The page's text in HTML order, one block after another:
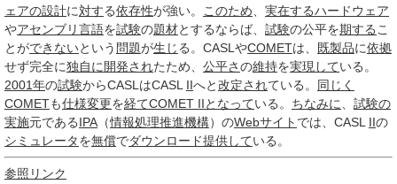
ェアの設計に対する依存性が強い。 このため 実在するハードウェア
やアセンブリ言語を試験の題材とするならば、 試験の公平を期する こ
とができないという 問題が生じる。CASLやCOMETは、 既製品に依拠
せず完全に独自に 開発されたため、 公平さの維持を実現している。
2001年の試験からCASLはCASL IIへと改定されている。 同じく
COMETも仕様変更を経てCOMET IIとなっている。 ちなみに
試験の
実施元であるIPA （情報処理推進機構）のWebサイト では、CASL IIの
シミュレータを無償でダウンロード提供している。
参照リンク